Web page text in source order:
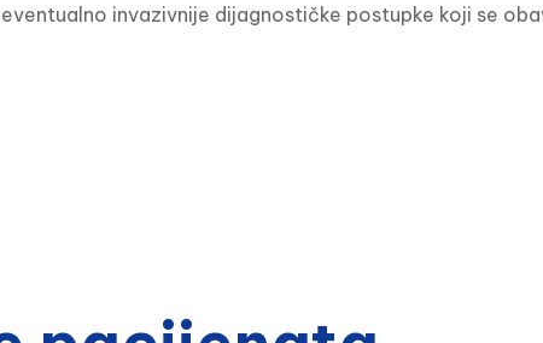
invazivnije dijagnostičke postupke koji se